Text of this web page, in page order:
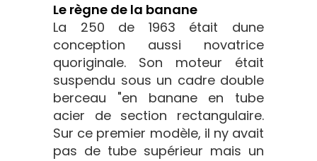
Le règne de la banane
La 250 de 1963 était dune
conception aussi novatrice
quoriginale. Son moteur était
suspendu sous un cadre double
berceau "en banane en tube
acier de section rectangulaire.
Sur ce premier modèle, il ny avait
pas de tube supérieur mais un